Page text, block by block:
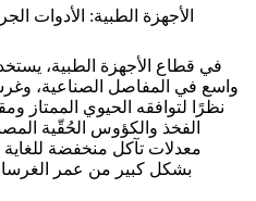
الأجهزة الطبية: الأدوات
في قطاع الأجهزة الطبية،
واسع في المفاصل الصناعية،
نظرًا لتوافقه الحيوي الممتاز
الفخذ والكؤوس الحُقّية
معدلات تآكل منخفضة للغاية
بشكل كبير من عمر